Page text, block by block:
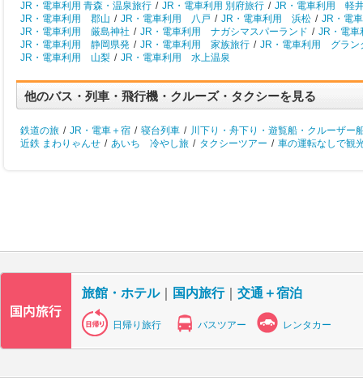
JR・電車利用 青森・温泉旅行 / JR・電車利用 別府旅行 / JR・電車利用 軽
JR・電車利用 郡山 / JR・電車利用 八戸 / JR・電車利用 浜松 / JR・電
JR・電車利用 厳島神社 / JR・電車利用 ナガシマスパーランド / JR・電
JR・電車利用 静岡県発 / JR・電車利用 家族旅行 / JR・電車利用 グラン
JR・電車利用 山梨 / JR・電車利用 水上温泉
他のバス・列車・飛行機・クルーズ・タクシーを見る
鉄道の旅 / JR・電車＋宿 / 寝台列車 / 川下り・舟下り・遊覧船・クルーザー
近鉄 まわりゃんせ / あいち 冷やし旅 / タクシーツアー / 車の運転なしで観
旅館・ホテル｜ 国内旅行｜ 交通＋宿泊
日帰り旅行 バスツアー レンタカー